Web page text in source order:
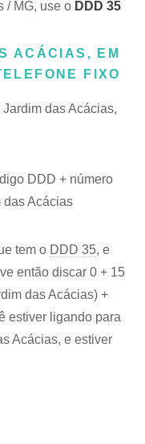
/ MG, use o DDD 35
ACÁCIAS, EM
FIXO
das Acácias,
DDD + número
das Acácias
tem o DDD 35, e
então discar 0 + 15
das Acácias) +
estiver ligando para
Acácias, e estiver